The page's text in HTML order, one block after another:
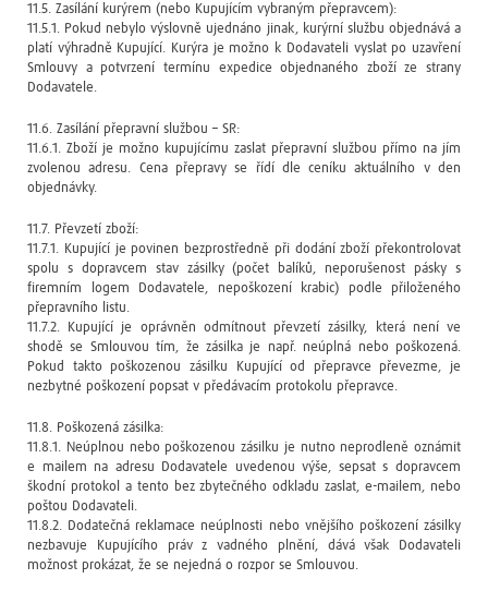
11.5. Zasílání kurýrem (nebo Kupujícím vybraným přepravcem):
11.5.1. Pokud nebylo výslovně ujednáno jinak, kurýrní službu objednává a
platí výhradně Kupující. Kurýra je možno k Dodavateli vyslat po uzavření
Smlouvy a potvrzení termínu expedice objednaného zboží ze strany
Dodavatele.
11.6. Zasílání přepravní službou – SR:
11.6.1. Zboží je možno kupujícímu zaslat přepravní službou přímo na jím
zvolenou adresu. Cena přepravy se řídí dle ceníku aktuálního v den
objednávky.
11.7. Převzetí zboží:
11.7.1. Kupující je povinen bezprostředně při dodání zboží překontrolovat
spolu s dopravcem stav zásilky (počet balíků, neporušenost pásky s
firemním logem Dodavatele, nepoškození krabic) podle přiloženého
přepravního listu.
11.7.2. Kupující je oprávněn odmítnout převzetí zásilky, která není ve
shodě se Smlouvou tím, že zásilka je např. neúplná nebo poškozená.
Pokud takto poškozenou zásilku Kupující od přepravce převezme, je
nezbytné poškození popsat v předávacím protokolu přepravce.
11.8. Poškozená zásilka:
11.8.1. Neúplnou nebo poškozenou zásilku je nutno neprodleně oznámit
e mailem na adresu Dodavatele uvedenou výše, sepsat s dopravcem
škodní protokol a tento bez zbytečného odkladu zaslat, e-mailem, nebo
poštou Dodavateli.
11.8.2. Dodatečná reklamace neúplnosti nebo vnějšího poškození zásilky
nezbavuje Kupujícího práv z vadného plnění, dává však Dodavateli
možnost prokázat, že se nejedná o rozpor se Smlouvou.